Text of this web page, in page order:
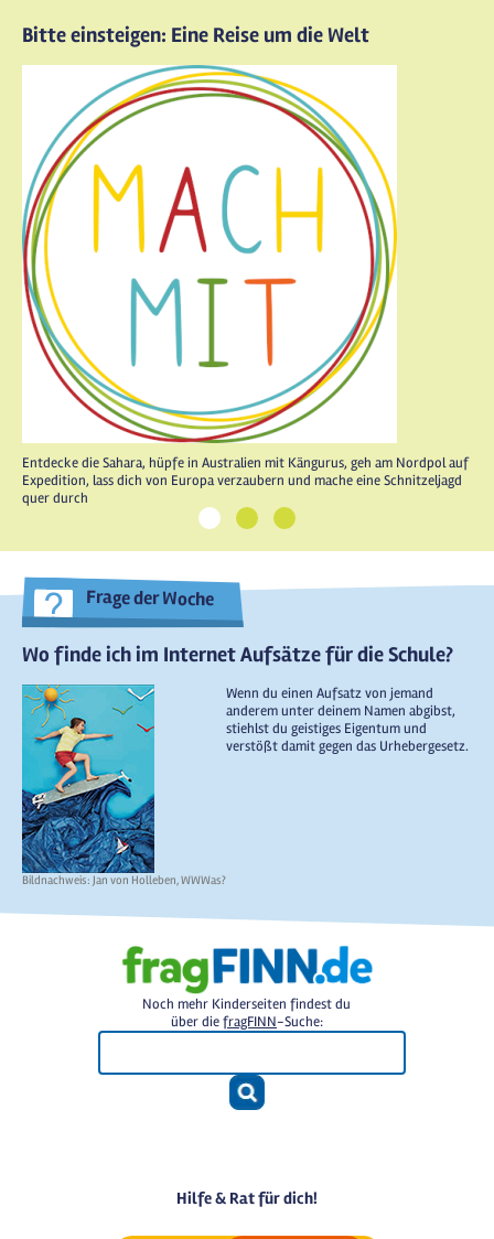
Bitte einsteigen: Eine Reise um die Welt
Entdecke die Sahara, hüpfe in Australien mit Kängurus, geh am Nordpol auf
Expedition, lass dich von Europa verzaubern und mache eine Schnitzeljagd
quer durch
1
2 3
Frage der Woche
Wo finde ich im Internet Aufsätze für die Schule?
Bildnachweis: Jan von Holleben, WWWas?
Wenn du einen Aufsatz von jemand
anderem unter deinem Namen abgibst,
stiehlst du geistiges Eigentum und
verstößt damit gegen das Urhebergesetz.
Noch mehr Kinderseiten findest du
über diefragFINN-Suche:
Hilfe & Rat für dich!